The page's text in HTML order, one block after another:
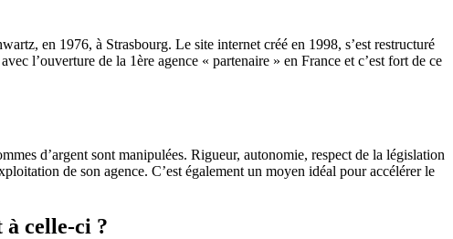
en 1976, à Strasbourg. Le site internet créé en 1998, s’est restructuré
l’ouverture de la 1ère agence « partenaire » en France et c’est fort de ce
d’argent sont manipulées. Rigueur, autonomie, respect de la législation
de son agence. C’est également un moyen idéal pour accélérer le
celle-ci ?